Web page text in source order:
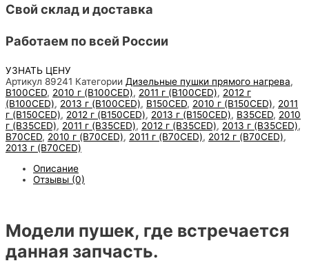
Свой склад и доставка
Работаем по всей России
УЗНАТЬ ЦЕНУ
Артикул 89241 Категории Дизельные пушки прямого нагрева,
B100CED, 2010 г (B100CED), 2011 г (B100CED), 2012 г
(B100CED), 2013 г (B100CED), B150CED, 2010 г (B150CED), 2011
г (B150CED), 2012 г (B150CED), 2013 г (B150CED), B35CED, 2010
г (B35CED), 2011 г (B35CED), 2012 г (B35CED), 2013 г (B35CED),
B70CED, 2010 г (B70CED), 2011 г (B70CED), 2012 г (B70CED),
2013 г (B70CED)
Описание
Отзывы (0)
Модели пушек, где встречается
данная запчасть.